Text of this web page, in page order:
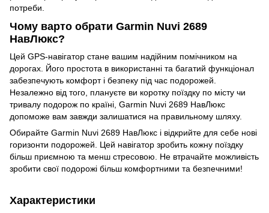
потреби.
Чому варто обрати Garmin Nuvi 2689
НавЛюкс?
Цей GPS-навігатор стане вашим надійним помічником на
дорогах. Його простота в використанні та багатий функціонал
забезпечують комфорт і безпеку під час подорожей.
Незалежно від того, плануєте ви коротку поїздку по місту чи
тривалу подорож по країні, Garmin Nuvi 2689 НавЛюкс
допоможе вам завжди залишатися на правильному шляху.
Обирайте Garmin Nuvi 2689 НавЛюкс і відкрийте для себе нові
горизонти подорожей. Цей навігатор зробить кожну поїздку
більш приємною та менш стресовою. Не втрачайте можливість
зробити свої подорожі більш комфортними та безпечними!
Характеристики